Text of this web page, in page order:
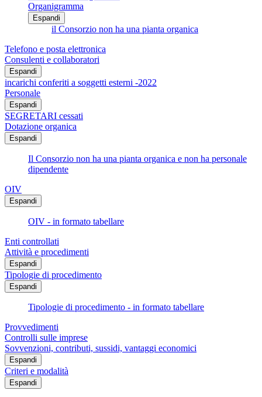
Organigramma
Espandi
il Consorzio non ha una pianta organica
Telefono e posta elettronica
Consulenti e collaboratori
Espandi
incarichi conferiti a soggetti esterni -2022
Personale
Espandi
SEGRETARI cessati
Dotazione organica
Espandi
Il Consorzio non ha una pianta organica e non ha personale
dipendente
OIV
Espandi
OIV - in formato tabellare
Enti controllati
Attività e procedimenti
Espandi
Tipologie di procedimento
Espandi
Tipologie di procedimento - in formato tabellare
Provvedimenti
Controlli sulle imprese
Sovvenzioni, contributi, sussidi, vantaggi economici
Espandi
Criteri e modalità
Espandi